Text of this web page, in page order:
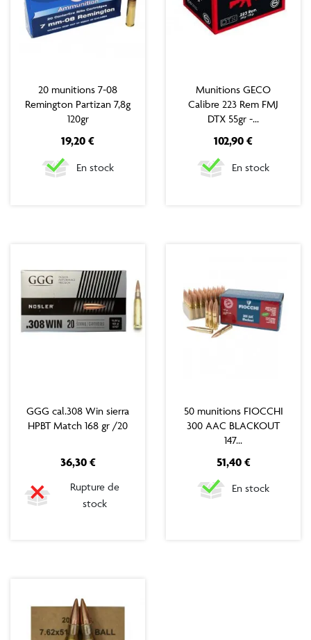
20 munitions 7-08
Remington Partizan 7,8g
120gr
Prix
19,20 €
En stock
Munitions GECO
Calibre 223 Rem FMJ
DTX 55gr -...
Prix
102,90 €
En stock
GGG cal.308 Win sierra
HPBT Match 168 gr /20
Prix
36,30 €
Rupture de
stock
50 munitions FIOCCHI
300 AAC BLACKOUT
147...
Prix
51,40 €
En stock